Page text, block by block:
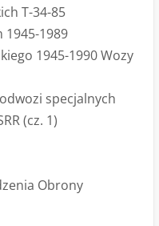
T-34-85
1945-1989
1945-1990 Wozy
specjalnych
(cz. 1)
Obrony